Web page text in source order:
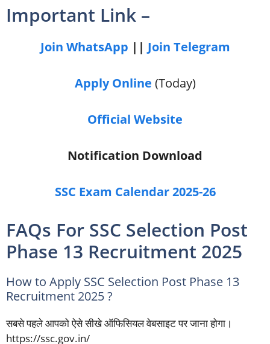
Important Link –
Join WhatsApp || Join Telegram
Apply Online (Today)
Official Website
Notification Download
SSC Exam Calendar 2025-26
FAQs For SSC Selection Post
Phase 13 Recruitment 2025
How to Apply SSC Selection Post Phase 13
Recruitment 2025 ?
सबसे पहले आपको ऐसे सीखे ऑफिसियल वेबसाइट पर जाना होगा।
https://ssc.gov.in/